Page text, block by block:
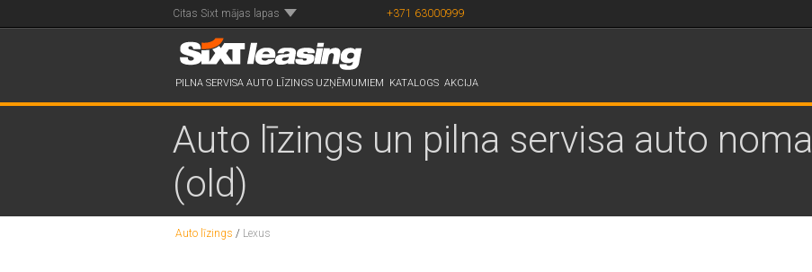
Citas Sixt mājas lapas +371 63000999
PILNA SERVISA AUTO LĪZINGS UZŅĒMUMIEM KATALOGS AKCIJA
Auto līzings un pilna servisa auto noma
(old)
Auto līzings / Lexus